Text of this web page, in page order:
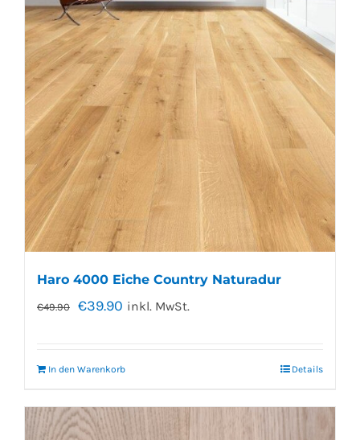
Haro 4000 Eiche Country Naturadur
€49.90 €39.90 inkl. MwSt.
In den Warenkorb Details